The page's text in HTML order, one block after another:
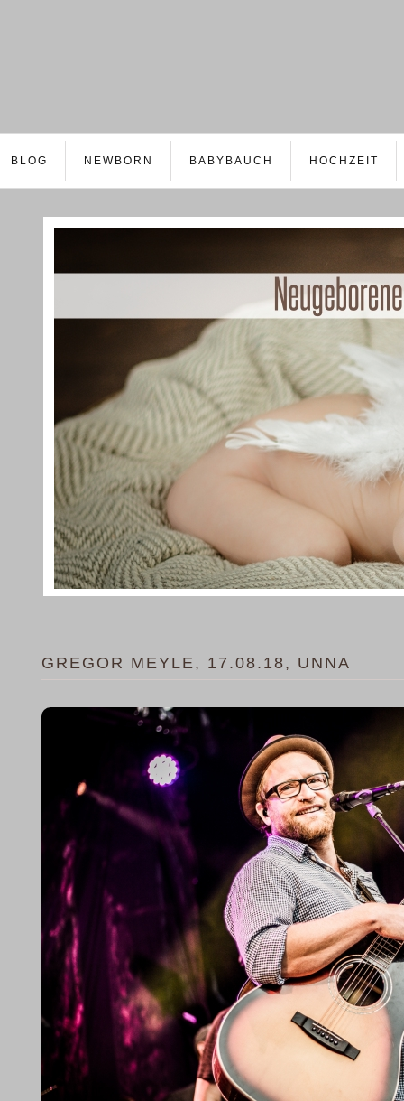
BLOG NEWBORN BABYBAUCH HOCHZEIT
GREGOR MEYLE, 17.08.18, UNNA